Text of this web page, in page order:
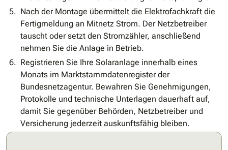
Nach der Montage übermittelt die Elektrofachkraft die
Fertigmeldung an Mitnetz Strom. Der Netzbetreiber
tauscht oder setzt den Stromzähler, anschließend
nehmen Sie die Anlage in Betrieb.
Registrieren Sie Ihre Solaranlage innerhalb eines
Monats im Marktstammdatenregister der
Bundesnetzagentur. Bewahren Sie Genehmigungen,
Protokolle und technische Unterlagen dauerhaft auf,
damit Sie gegenüber Behörden, Netzbetreiber und
Versicherung jederzeit auskunftsfähig bleiben.